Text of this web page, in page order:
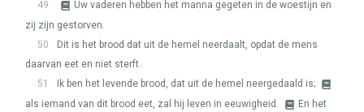
49
Uw vaderen hebben het manna gegeten in de woestijn en
zij zijn gestorven.
50
Dit is het brood dat uit de hemel neerdaalt, opdat de mens
daarvan eet en niet sterft.
51
Ik ben het levende brood, dat uit de hemel neergedaald is;
als iemand van dit brood eet, zal hij leven in eeuwigheid.
En het